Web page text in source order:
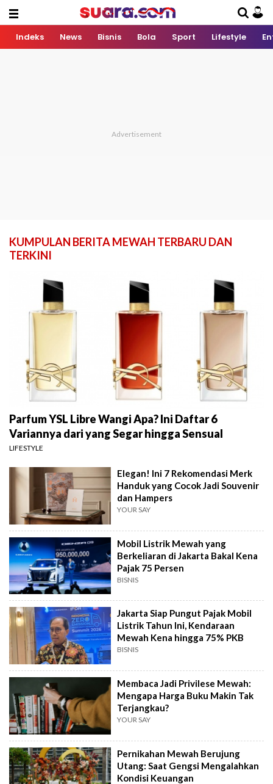
Indeks News Bisnis Bola Sport Lifestyle
KUMPULAN BERITA MEWAH TERBARU DAN
TERKINI
Parfum YSL Libre Wangi Apa? Ini Daftar 6
Variannya dari yang Segar hingga Sensual
LIFESTYLE
Elegan! Ini 7 Rekomendasi Merk
Handuk yang Cocok Jadi Souvenir
dan Hampers
YOUR SAY
Mobil Listrik Mewah yang
Berkeliaran di Jakarta Bakal Kena
Pajak 75 Persen
BISNIS
Jakarta Siap Pungut Pajak Mobil
Listrik Tahun Ini, Kendaraan
Mewah Kena hingga 75% PKB
BISNIS
Membaca Jadi Privilese Mewah:
Mengapa Harga Buku Makin Tak
Terjangkau?
YOUR SAY
Pernikahan Mewah Berujung
Utang: Saat Gengsi Mengalahkan
Kondisi Keuangan